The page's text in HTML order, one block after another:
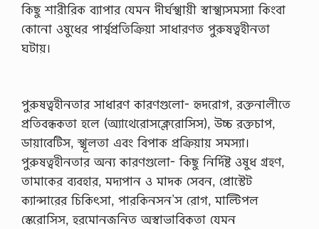
কিছু শারীরিক ব্যাপার যেমন দীর্ঘস্খায়ী স্বাস্খ্যসমস্যা কিংবা
কোনো ওষুধের পার্শ্বপ্রতিক্রিয়া সাধারণত পুরুষত্বহীনতা
ঘটায়।
পুরুষত্বহীনতার সাধারণ কারণগুলো- হৃদরোগ, রক্তনালীতে
প্রতিবন্ধকতা হলে (অ্যাথেরোসক্লেরোসিস), উচ্চ রক্তচাপ,
ডায়াবেটিস, স্খূলতা এবং বিপাক প্রক্রিয়ায় সমস্যা।
পুরুষত্বহীনতার অন্য কারণগুলো- কিছু নির্দিষ্ট ওষুধ গ্রহণ,
তামাকের ব্যবহার, মদ্যপান ও মাদক সেবন, প্রোস্টেট
ক্যান্সারের চিকিৎসা, পারকিনসন’স রোগ, মাল্টিপল
স্কেরোসিস, হরমোনজনিত অস্বাভাবিকতা যেমন